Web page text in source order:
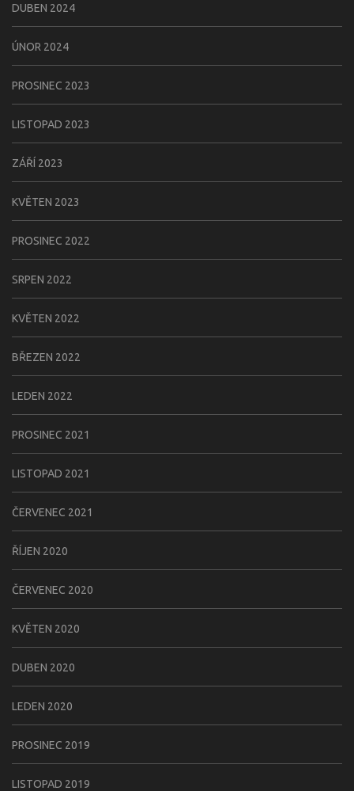
DUBEN 2024
ÚNOR 2024
PROSINEC 2023
LISTOPAD 2023
ZÁŘÍ 2023
KVĚTEN 2023
PROSINEC 2022
SRPEN 2022
KVĚTEN 2022
BŘEZEN 2022
LEDEN 2022
PROSINEC 2021
LISTOPAD 2021
ČERVENEC 2021
ŘÍJEN 2020
ČERVENEC 2020
KVĚTEN 2020
DUBEN 2020
LEDEN 2020
PROSINEC 2019
LISTOPAD 2019